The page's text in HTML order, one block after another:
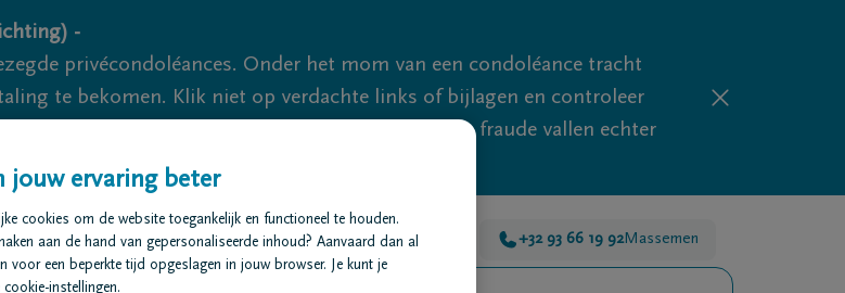
-
privécondoléances. Onder het mom van een condoléance tracht
te bekomen. Klik niet op verdachte links of bijlagen en controleer
om dit te voorkomen. Pogingen tot phishing en fraude vallen echter
We zijn er voor je 24u/24 +32 93 66 19 92Massemen
jouw ervaring beter
cookies om de website toegankelijk en functioneel te houden.
aan de hand van gepersonaliseerde inhoud? Aanvaard dan al
voor een beperkte tijd opgeslagen in jouw browser. Je kunt je
instellingen.